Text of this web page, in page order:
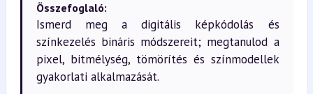
Összefoglaló:
Ismerd meg a digitális képkódolás és
színkezelés bináris módszereit; megtanulod a
pixel, bitmélység, tömörítés és színmodellek
gyakorlati alkalmazását.